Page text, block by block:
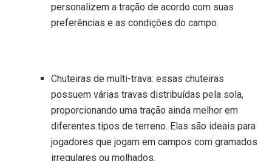
personalizem a tração de acordo com suas
preferências e as condições do campo.
Chuteiras de multi-trava: essas chuteiras
possuem várias travas distribuídas pela sola,
proporcionando uma tração ainda melhor em
diferentes tipos de terreno. Elas são ideais para
jogadores que jogam em campos com gramados
irregulares ou molhados.